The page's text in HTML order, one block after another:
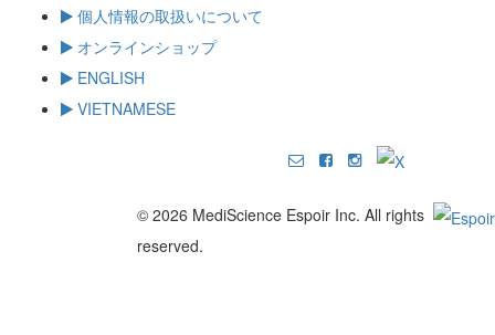
個人情報の取扱いについて
オンラインショップ
ENGLISH
VIETNAMESE
© 2026 MediScience Espoir Inc. All rights
reserved.